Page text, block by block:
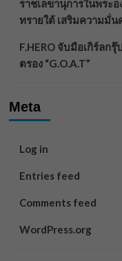
ราชเลขานุการในพระ
ทรายใต้ เสริมความมั่น
F.HERO จับมือเกิร์ลก
ตรอง “G.O.A.T”
Meta
Log in
Entries feed
Comments feed
WordPress.org